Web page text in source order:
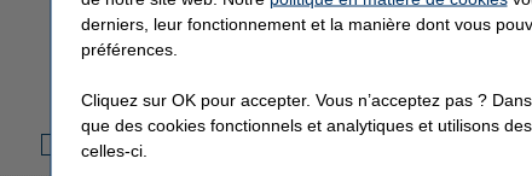
Livré demain
3,25 €
derniers, leur fonctionnement et la manière dont vous
préférences.
Cliquez sur OK pour accepter. Vous n’acceptez pas ?
que des cookies fonctionnels et analytiques et utilisons
celles-ci.